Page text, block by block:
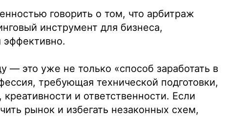
говорить о том, что арбитраж
инструмент для бизнеса,
— это уже не только «способ заработать в
требующая технической подготовки,
и ответственности. Если
рынок и избегать незаконных схем,
+7